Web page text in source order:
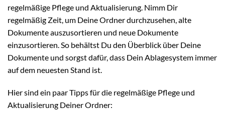
regelmäßige Pflege und Aktualisierung. Nimm Dir
regelmäßig Zeit, um Deine Ordner durchzusehen, alte
Dokumente auszusortieren und neue Dokumente
einzusortieren. So behältst Du den Überblick über Deine
Dokumente und sorgst dafür, dass Dein Ablagesystem immer
auf dem neuesten Stand ist.
Hier sind ein paar Tipps für die regelmäßige Pflege und
Aktualisierung Deiner Ordner: